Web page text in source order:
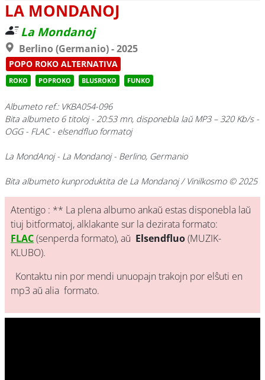
LA MONDANOJ
La Mondanoj
Berlino (Germanio) - 2025
POPO ROKO ALTERNATIVA
ROKO POPROKO BLUSROKO FUNKO
Albumeto ref.: VKBA054-096
Bita albumeto 6 titoloj - 20:53 mn, disponebla laŭ MP3 – 320 Kb/s -
OGG - FLAC - elsendfluo formatoj
La MondAnoj- La Mondanoj - Berlino, Germanio
Bita albumeto kunproduktita de La Mondanoj / Vinilkosmo © 2025
Atentigo : ** La plena albumo ankaŭ estas disponebla laŭ
tiuj bitformatoj, alklakante sur la dezirata formato:
FLAC(senperda formato), aŭ Elsendfluo(MUZIK-
KLUBO).
Kontaktu nin por mendi unuopajn trakojn por elŝuti en
mp3 aŭ alia formato.